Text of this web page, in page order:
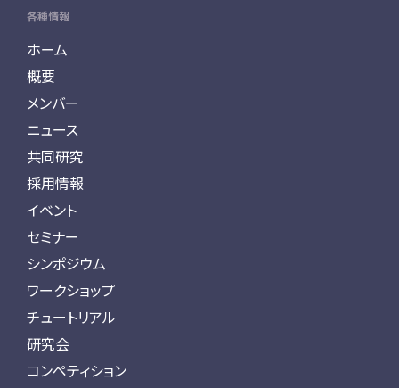
各種情報
ホーム
概要
メンバー
ニュース
共同研究
採用情報
イベント
セミナー
シンポジウム
ワークショップ
チュートリアル
研究会
コンペティション